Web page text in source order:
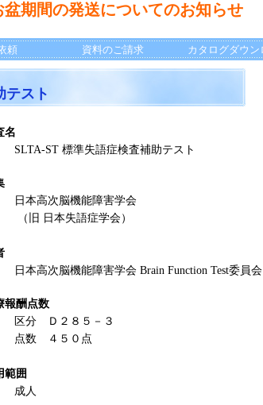
盆期間の発送についてのお知らせ
頼 資料のご請求 カタログダウン
テスト
名
SLTA-ST 標準失語症検査補助テスト
日本高次脳機能障害学会
（旧 日本失語症学会）
日本高次脳機能障害学会 Brain Function Test委員会
報酬点数
区分 Ｄ２８５－３
点数 ４５０点
範囲
成人